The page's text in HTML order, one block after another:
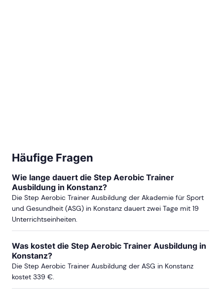
Häufige Fragen
Wie lange dauert die Step Aerobic Trainer
Ausbildung in Konstanz?
Die Step Aerobic Trainer Ausbildung der Akademie für Sport
und Gesundheit (ASG) in Konstanz dauert zwei Tage mit 19
Unterrichtseinheiten.
Was kostet die Step Aerobic Trainer Ausbildung in
Konstanz?
Die Step Aerobic Trainer Ausbildung der ASG in Konstanz
kostet 339 €.